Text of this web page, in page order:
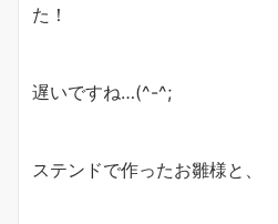
た！
遅いですね…(^-^;
ステンドで作ったお雛様と、